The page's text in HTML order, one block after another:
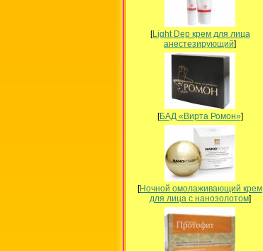
[Light Dep крем для лица
анестезирующий]
[БАД «Вирта Ромон»]
[Ночной омолаживающий крем
для лица с нанозолотом]